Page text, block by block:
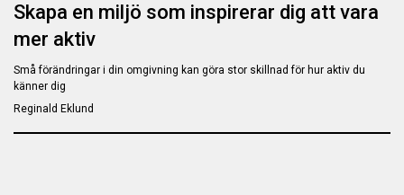
Skapa en miljö som inspirerar dig att vara
mer aktiv
Små förändringar i din omgivning kan göra stor skillnad för hur aktiv du
känner dig
Reginald Eklund